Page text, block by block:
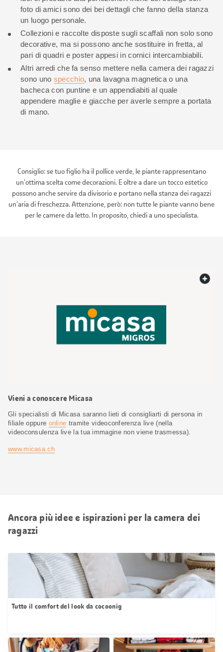
foto di amici sono dei bei dettagli che fanno della stanza
un luogo personale.
Collezioni e raccolte disposte sugli scaffali non solo sono
decorative, ma si possono anche sostituire in fretta, al
pari di quadri e poster appesi in cornici intercambiabili.
Altri arredi che fa senso mettere nella camera dei ragazzi
sono uno specchio, una lavagna magnetica o una
bacheca con puntine e un appendiabiti al quale
appendere maglie e giacche per averle sempre a portata
di mano.
Consiglio: se tuo figlio ha il pollice verde, le piante rappresentano
un'ottima scelta come decorazioni. E oltre a dare un tocco estetico
possono anche servire da divisorio e portano nella stanza dei ragazzi
un'aria di freschezza. Attenzione, però: non tutte le piante vanno bene
per le camere da letto. In proposito, chiedi a uno specialista.
Vieni a conoscere Micasa
Gli specialisti di Micasa saranno lieti di consigliarti di persona in
filiale oppure online tramite videoconferenza live (nella
videoconsulenza live la tua immagine non viene trasmessa).
www.micasa.ch
Ancora più idee e ispirazioni per la camera dei
ragazzi
Tutto il comfort del look da cocoonig